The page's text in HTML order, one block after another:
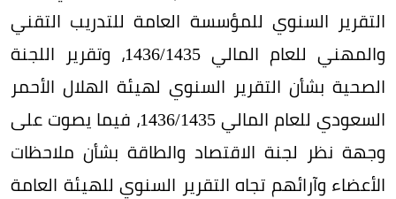
التقرير السنوي للمؤسسة العامة للتدريب التقني
والمهني للعام المالي 1435/‏1436، وتقرير اللجنة
الصحية بشأن التقرير السنوي لهيئة الهلال الأحمر
السعودي للعام المالي 1435/‏1436، فيما يصوت على
وجهة نظر لجنة الاقتصاد والطاقة بشأن ملاحظات
الأعضاء وآرائهم تجاه التقرير السنوي للهيئة العامة